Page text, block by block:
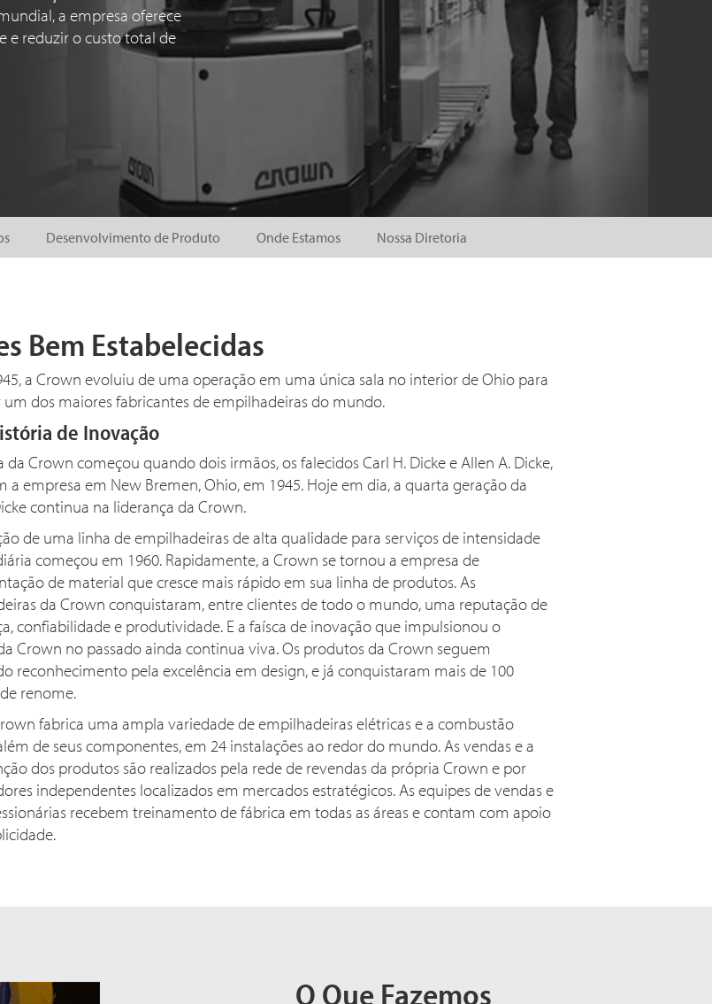
a empresa oferece
e reduzir o custo total de
Desenvolvimento de Produto Onde Estamos Nossa Diretoria
Bem Estabelecidas
a Crown evoluiu de uma operação em uma única sala no interior de Ohio para
um dos maiores fabricantes de empilhadeiras do mundo.
de Inovação
da Crown começou quando dois irmãos, os falecidos Carl H. Dicke e Allen A. Dicke,
a empresa em New Bremen, Ohio, em 1945. Hoje em dia, a quarta geração da
continua na liderança da Crown.
de uma linha de empilhadeiras de alta qualidade para serviços de intensidade
começou em 1960. Rapidamente, a Crown se tornou a empresa de
de material que cresce mais rápido em sua linha de produtos. As
da Crown conquistaram, entre clientes de todo o mundo, uma reputação de
confiabilidade e produtividade. E a faísca de inovação que impulsionou o
Crown no passado ainda continua viva. Os produtos da Crown seguem
reconhecimento pela excelência em design, e já conquistaram mais de 100
renome.
fabrica uma ampla variedade de empilhadeiras elétricas e a combustão
de seus componentes, em 24 instalações ao redor do mundo. As vendas e a
dos produtos são realizados pela rede de revendas da própria Crown e por
independentes localizados em mercados estratégicos. As equipes de vendas e
recebem treinamento de fábrica em todas as áreas e contam com apoio
O Que Fazemos